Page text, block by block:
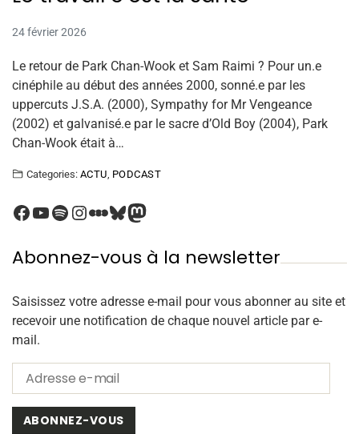
24 février 2026
Le retour de Park Chan-Wook et Sam Raimi ? Pour un.e
cinéphile au début des années 2000, sonné.e par les
uppercuts J.S.A. (2000), Sympathy for Mr Vengeance
(2002) et galvanisé.e par le sacre d’Old Boy (2004), Park
Chan-Wook était à…
Categories: ACTU PODCAST
Abonnez-vous à la newsletter
Saisissez votre adresse e-mail pour vous abonner au site et
recevoir une notification de chaque nouvel article par e-
mail.
ABONNEZ-VOUS